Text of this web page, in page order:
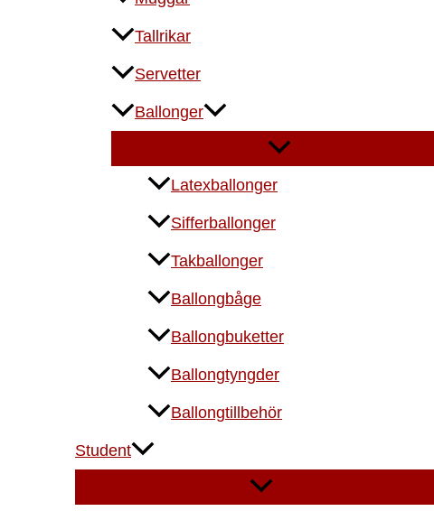
Tallrikar
Servetter
Ballonger
Latexballonger
Sifferballonger
Takballonger
Ballongbåge
Ballongbuketter
Ballongtyngder
Ballongtillbehör
Student